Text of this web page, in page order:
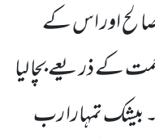
لح اور اس کے
کے ذریعے بچا لیا
بیشک تمہارا رب